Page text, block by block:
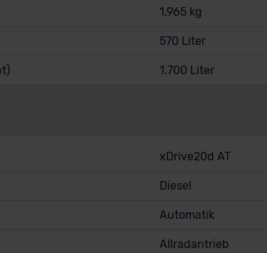
1.965 kg
570 Liter
1.700 Liter
xDrive20d AT
Diesel
Automatik
Allradantrieb